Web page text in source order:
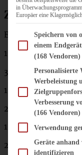
Zutaten
Ergibt ca. 10 Gläser
1 kg Quitten (fertig
300 g Birnen (fertig
150 g Schalotten
2 rote Chilischoten,
1 Walnussgroßes
200 g Apfelsaft
in
Europäer eine
Im Folgenden finden Sie
Speichern von
einem Endgerät
(168 Vendoren)
Personalisierte
Werbeleistung
Verbesserung
(166 Vendoren)
Verwendung
Geräte
identifizieren